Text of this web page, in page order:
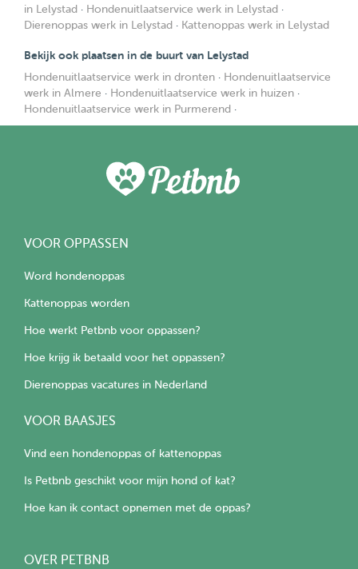
in Lelystad · Hondenuitlaatservice werk in Lelystad ·
Dierenoppas werk in Lelystad · Kattenoppas werk in Lelystad
Bekijk ook plaatsen in de buurt van Lelystad
Hondenuitlaatservice werk in dronten · Hondenuitlaatservice
werk in Almere · Hondenuitlaatservice werk in huizen ·
Hondenuitlaatservice werk in Purmerend ·
VOOR OPPASSEN
Word hondenoppas
Kattenoppas worden
Hoe werkt Petbnb voor oppassen?
Hoe krijg ik betaald voor het oppassen?
Dierenoppas vacatures in Nederland
VOOR BAASJES
Vind een hondenoppas of kattenoppas
Is Petbnb geschikt voor mijn hond of kat?
Hoe kan ik contact opnemen met de oppas?
OVER PETBNB